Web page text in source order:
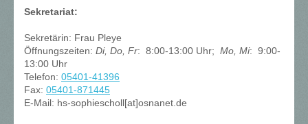
Sekretariat:
Sekretärin: Frau Pleye
Öffnungszeiten: Di, Do, Fr: 8:00-13:00 Uhr; Mo, Mi: 9:00-
13:00 Uhr
Telefon: 05401-41396
Fax: 05401-871445
E-Mail: hs-sophiescholl[at]osnanet.de